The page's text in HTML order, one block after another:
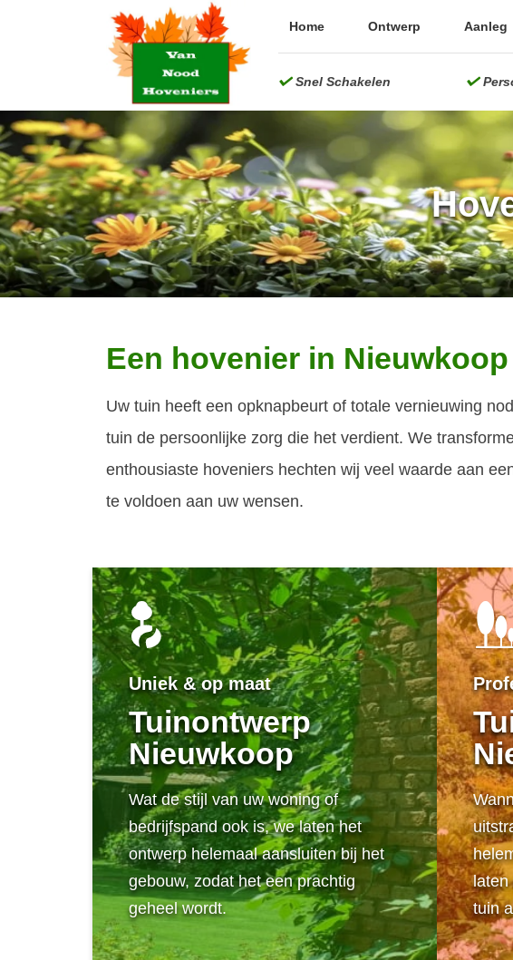
Ontwerp
Aanleg
Onderhoud
Projecten
Home Ontwerp Aanleg
Snel Schakelen
Een hovenier in
Uw tuin heeft een opknapbeurt of totale vernieuwing
tuin de persoonlijke zorg die het verdient. We
enthousiaste hoveniers hechten wij veel waarde aan
te voldoen aan uw wensen.
Uniek & op maat
Tuinontwerp
Nieuwkoop
Wat de stijl van uw woning of
bedrijfspand ook is, we laten het
ontwerp helemaal aansluiten bij het
gebouw, zodat het een prachtig
geheel wordt.
laten
tuin